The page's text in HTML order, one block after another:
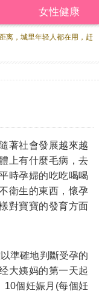
女性健康
离，城里年轻人都在用，赶
著社會發展越來越
上有什麼毛病，去
時孕婦的吃吃喝喝
衛生的東西，懷孕
對寶寶的發育方面
準確地判斷受孕的
大姨妈的第一天起
10個妊娠月(每個妊